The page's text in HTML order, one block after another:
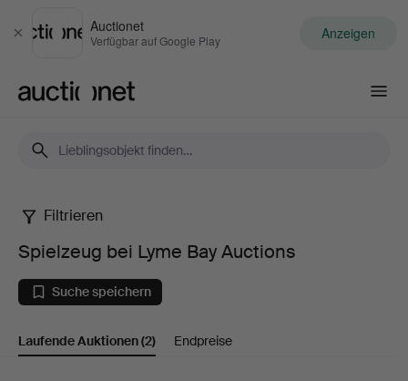
Schließen
Auctionet
Verfügbar auf Google Play Anzeigen
Spielzeug
bei
Lyme
Bay
Filtrieren
Spielzeug bei Lyme Bay Auctions
Suche speichern
Laufende Auktionen(2) Endpreise